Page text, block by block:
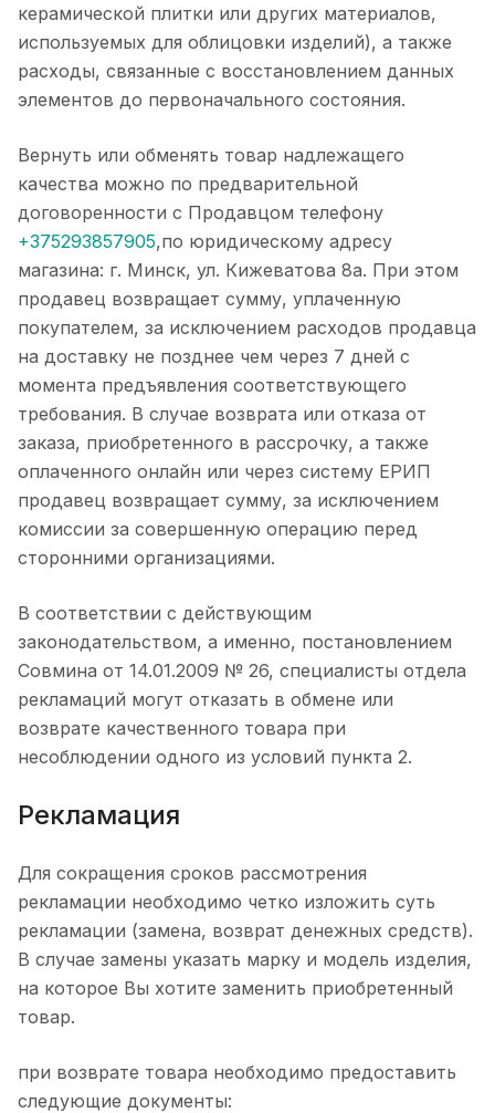
керамической плитки или других материалов,
используемых для облицовки изделий), а также
расходы, связанные с восстановлением данных
элементов до первоначального состояния.
Вернуть или обменять товар надлежащего
качества можно по предварительной
договоренности с Продавцом телефону
+375293857905,по юридическому адресу
магазина: г. Минск, ул. Кижеватова 8а. При этом
продавец возвращает сумму, уплаченную
покупателем, за исключением расходов продавца
на доставку не позднее чем через 7 дней с
момента предъявления соответствующего
требования. В случае возврата или отказа от
заказа, приобретенного в рассрочку, а также
оплаченного онлайн или через систему ЕРИП
продавец возвращает сумму, за исключением
комиссии за совершенную операцию перед
сторонними организациями.
В соответствии с действующим
законодательством, а именно, постановлением
Совмина от 14.01.2009 № 26, специалисты отдела
рекламаций могут отказать в обмене или
возврате качественного товара при
несоблюдении одного из условий пункта 2.
Рекламация
Для сокращения сроков рассмотрения
рекламации необходимо четко изложить суть
рекламации (замена, возврат денежных средств).
В случае замены указать марку и модель изделия,
на которое Вы хотите заменить приобретенный
товар.
при возврате товара необходимо предоставить
следующие документы: